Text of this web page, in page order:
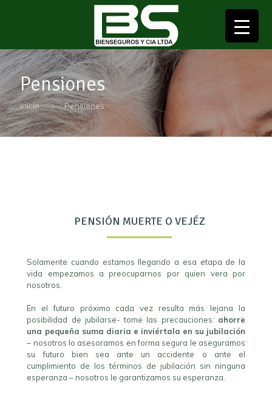
Pensiones
Inicio Pensiones
PENSIÓN MUERTE O VEJÉZ
Solamente cuando estamos llegando a esa etapa de la
vida empezamos a preocuparnos por quien vera por
nosotros.
En el futuro próximo cada vez resulta más lejana la
posibilidad de jubilarse- tome las precauciones: ahorre
una pequeña suma diaria e inviértala en su jubilación
– nosotros lo asesoramos en forma segura le aseguramos
su futuro bien sea ante un accidente o ante el
cumplimiento de los términos de jubilación sin ninguna
esperanza – nosotros le garantizamos su esperanza.
▼
▼